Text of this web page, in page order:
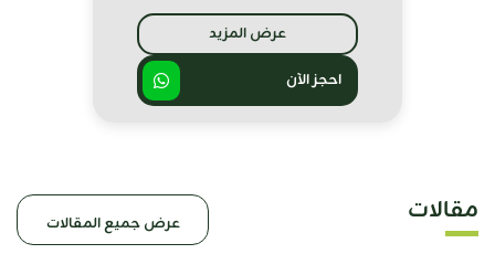
عرض المزيد
احجز الآن
مقالات عرض جميع المقالات